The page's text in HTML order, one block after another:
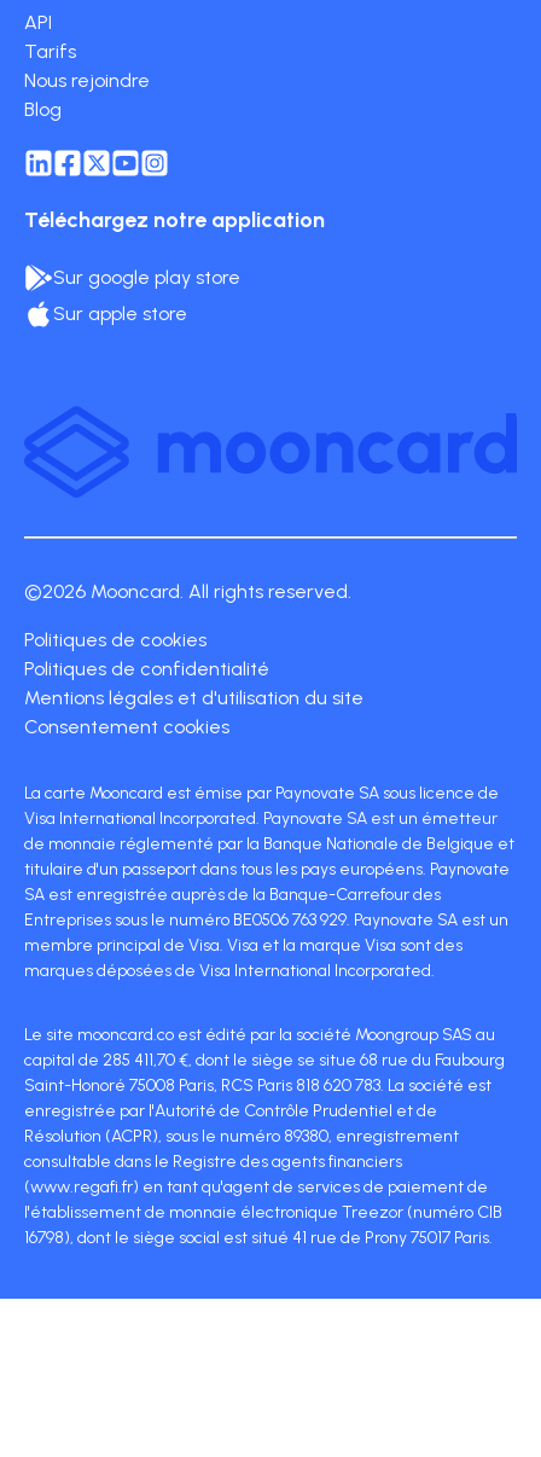
API
Tarifs
Nous rejoindre
Blog
Téléchargez notre application
Sur google play store
Sur apple store
©2026 Mooncard. All rights reserved.
Politiques de cookies
Politiques de confidentialité
Mentions légales et d'utilisation du site
Consentement cookies
La carte Mooncard est émise par Paynovate SA sous licence de
Visa International Incorporated. Paynovate SA est un émetteur
de monnaie réglementé par la Banque Nationale de Belgique et
titulaire d'un passeport dans tous les pays européens. Paynovate
SA est enregistrée auprès de la Banque-Carrefour des
Entreprises sous le numéro BE0506 763 929. Paynovate SA est un
membre principal de Visa. Visa et la marque Visa sont des
marques déposées de Visa International Incorporated.
Le site mooncard.co est édité par la société Moongroup SAS au
capital de 285 411,70 €, dont le siège se situe 68 rue du Faubourg
Saint-Honoré 75008 Paris, RCS Paris 818 620 783. La société est
enregistrée par l'Autorité de Contrôle Prudentiel et de
Résolution (ACPR), sous le numéro 89380, enregistrement
consultable dans le Registre des agents financiers
(www.regafi.fr) en tant qu'agent de services de paiement de
l'établissement de monnaie électronique Treezor (numéro CIB
16798), dont le siège social est situé 41 rue de Prony 75017 Paris.